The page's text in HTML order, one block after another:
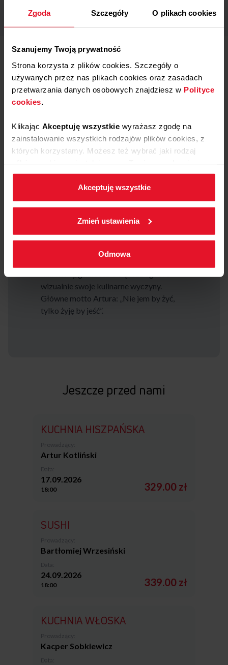
Zgoda Szczegóły O plikach cookies
Szanujemy Twoją prywatność
Strona korzysta z plików cookies. Szczegóły o
używanych przez nas plikach cookies oraz zasadach
przetwarzania danych osobowych znajdziesz w Polityce
cookies
Klikając Akceptuję wszystkie wyrażasz zgodę na
zainstalowanie wszystkich rodzajów plików cookies, z
których korzystamy. Możesz też wybrać jaki rodzaj
klikającZmień ustawienia.
W każdej chwili możesz zmienić wybrane przez Ciebie
Akceptuję wszystkie
Zmień ustawienia
Odmowa
Artur Kotliński
Inżynier z wyboru, kucharz z zamiłowania.
Absolwent Politechniki Poznańskiej
kuchennymi sterami. Prowadzi bloga
kulinarnego kuchnia_bulki, gdzie dzieli się
swoimi autorskimi przepisami na zarówno
Specializuje się głównie w daniach
mięsnych, ale i również podłapał
smykałkę do pieczenia serników. Od
wizualnie swoje kulinarne wyczyny.
Główne motto Artura: „Nie jem by żyć,
tylko żyję by jeść”.
Jeszcze przed nami
KUCHNIA HISZPAŃSKA
Artur Kotliński
17.09.2026
18:00 329.00 zł
SUSHI
Bartłomiej Wrzesiński
24.09.2026
18:00 339.00 zł
KUCHNIA WŁOSKA
Kacper Sobkiewicz